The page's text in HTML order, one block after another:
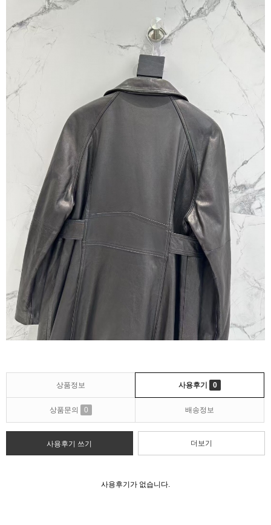
상품정보 사용후기 0
상품문의 0 배송정보
사용후기 쓰기 더보기
사용후기가 없습니다.